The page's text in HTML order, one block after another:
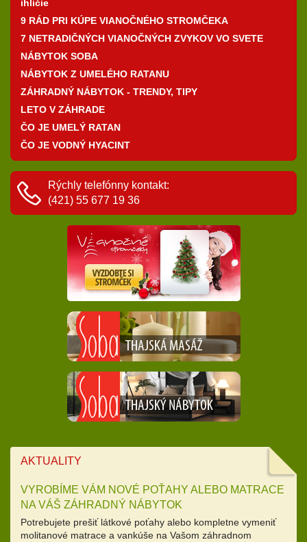
ihličie
9 RÁD PRI KÚPE VIANOČNÉHO STROMČEKA
7 NETRADIČNÝCH VIANOČNÝCH ZVYKOV VO SVETE
NÁBYTOK SOBA
NÁBYTOK Z UMELÉHO RATANU
ZÁHRADNÝ NÁBYTOK - TRENDY, TIPY
LETO V ZÁHRADE
ČO JE UMELÝ RATAN
ČO JE VODNÝ HYACINT
Rýchly telefónny kontakt:
(421) 55 677 19 36
AKTUALITY
VYROBÍME VÁM NOVÉ POŤAHY ALEBO MATRACE
NA VÁŠ ZÁHRADNÝ NÁBYTOK
Potrebujete prešiť látkové poťahy alebo kompletne vymeniť
molitanové matrace a vankúše na Vašom záhradnom